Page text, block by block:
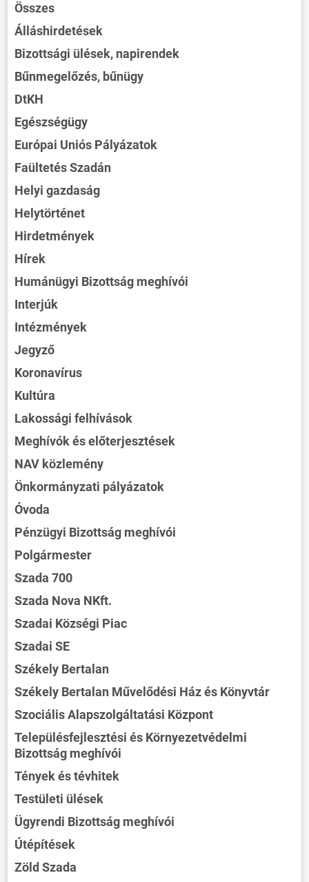
Összes
Álláshirdetések
Bizottsági ülések, napirendek
Bűnmegelőzés, bűnügy
DtKH
Egészségügy
Európai Uniós Pályázatok
Faültetés Szadán
Helyi gazdaság
Helytörténet
Hirdetmények
Hírek
Humánügyi Bizottság meghívói
Interjúk
Intézmények
Jegyző
Koronavírus
Kultúra
Lakossági felhívások
Meghívók és előterjesztések
NAV közlemény
Önkormányzati pályázatok
Óvoda
Pénzügyi Bizottság meghívói
Polgármester
Szada 700
Szada Nova NKft.
Szadai Községi Piac
Szadai SE
Székely Bertalan
Székely Bertalan Művelődési Ház és Könyvtár
Szociális Alapszolgáltatási Központ
Településfejlesztési és Környezetvédelmi
Bizottság meghívói
Tények és tévhitek
Testületi ülések
Ügyrendi Bizottság meghívói
Útépítések
Zöld Szada